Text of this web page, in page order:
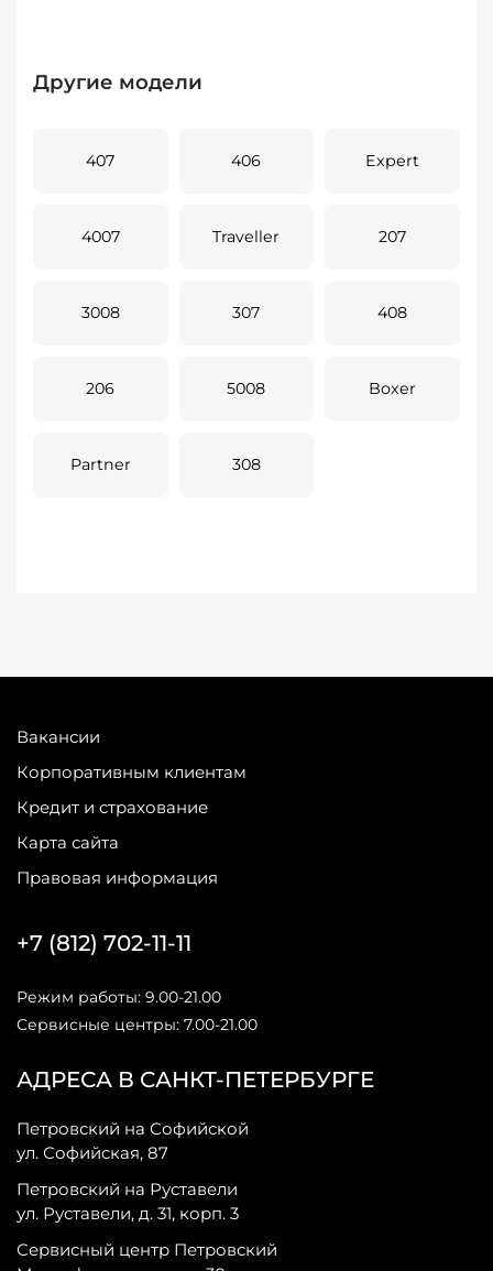
Другие модели
407 406 Expert
4007 Traveller 207
3008 307 408
206 5008 Boxer
Partner 308
Вакансии
Корпоративным клиентам
Кредит и страхование
Карта сайта
Правовая информация
АДРЕСА В САНКТ-ПЕТЕРБУРГЕ
Петровский на Софийской
ул. Софийская, 87
Петровский на Руставели
ул. Руставели, д. 31, корп. 3
Сервисный центр Петровский
+7 (812) 702-11-11
Режим работы: 9.00-21.00
Сервисные центры: 7.00-21.00